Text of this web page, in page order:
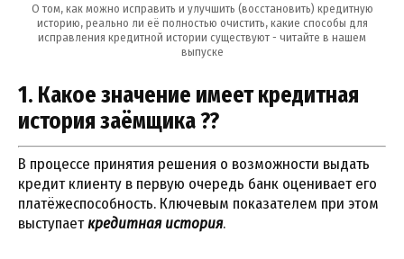
О том, как можно исправить и улучшить (восстановить) кредитную
историю, реально ли её полностью очистить, какие способы для
исправления кредитной истории существуют - читайте в нашем
выпуске
1. Какое значение имеет кредитная
история заёмщика ??
В процессе принятия решения о возможности выдать
кредит клиенту в первую очередь банк оценивает его
платёжеспособность. Ключевым показателем при этом
выступаеткредитная история.